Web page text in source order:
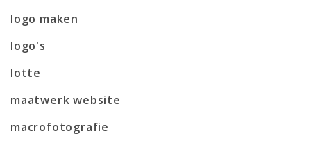
logo maken
logo's
lotte
maatwerk website
macrofotografie